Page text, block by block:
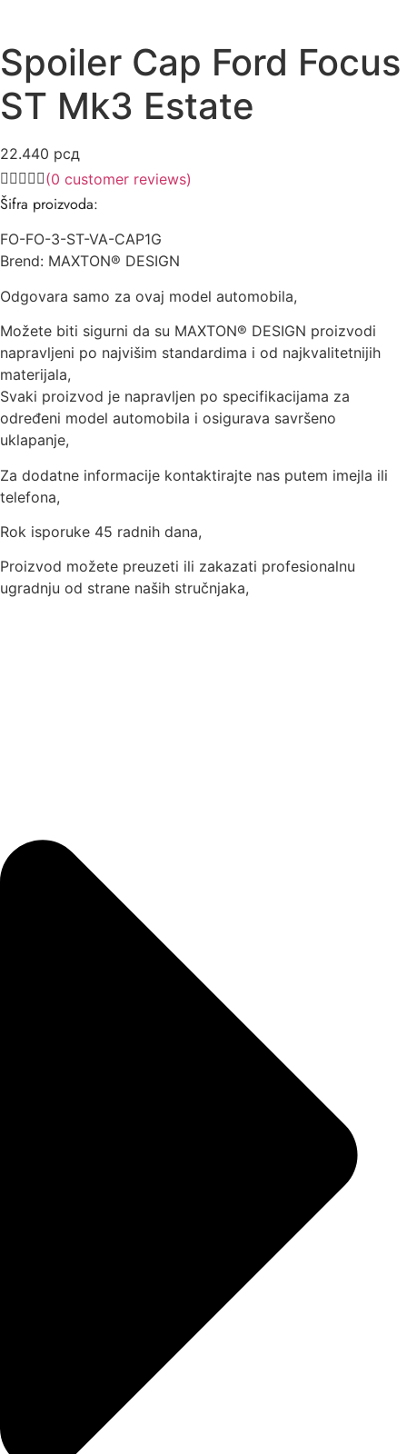
Spoiler Cap Ford Focus
ST Mk3 Estate
22.440 рсд
(0 customer reviews)
Šifra proizvoda:
FO-FO-3-ST-VA-CAP1G
Brend: MAXTON® DESIGN
Odgovara samo za ovaj model automobila,
Možete biti sigurni da su MAXTON® DESIGN proizvodi
napravljeni po najvišim standardima i od najkvalitetnijih
materijala,
Svaki proizvod je napravljen po specifikacijama za
određeni model automobila i osigurava savršeno
uklapanje,
Za dodatne informacije kontaktirajte nas putem imejla ili
telefona,
Rok isporuke 45 radnih dana,
Proizvod možete preuzeti ili zakazati profesionalnu
ugradnju od strane naših stručnjaka,